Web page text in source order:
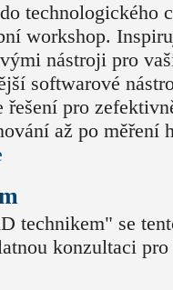
technologického
workshop.
nástroji pro
softwarové
řešení pro
až po měření
technikem" se
konzultaci